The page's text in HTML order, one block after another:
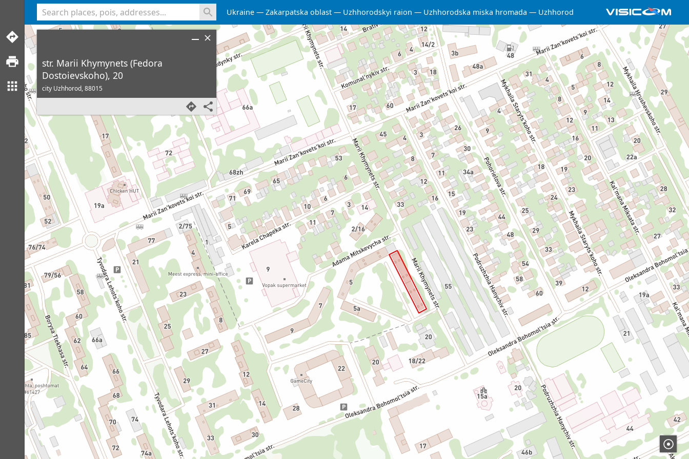
Ukraine Zakarpatska oblast Uzhhorodskyi raion Uzhhorodska miska hromada Uzhhorod
str. Marii Khymynets (Fedora
Dostoievskoho), 20
city Uzhhorod,88015
<% console.log(hcard) %>